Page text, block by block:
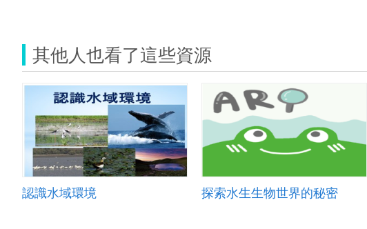
其他人也看了這些資源
認識水域環境 探索水生生物世界的秘密